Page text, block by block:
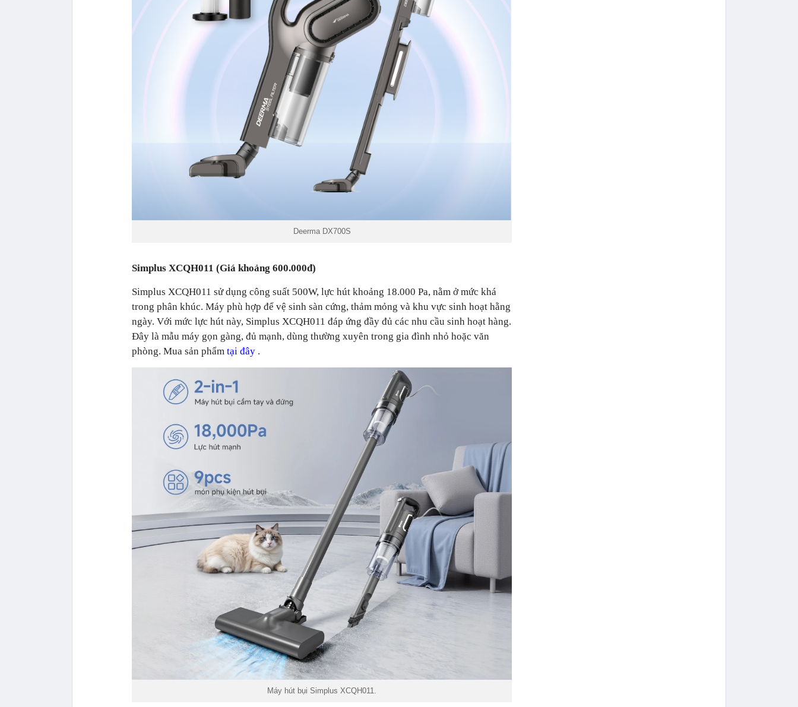
Deerma DX700S
Simplus XCQH011 (Giá khoảng 600.000đ)
Simplus XCQH011 sử dụng công suất 500W, lực hút khoảng 18.000 Pa, nằm ở mức khá
trong phân khúc. Máy phù hợp để vệ sinh sàn cứng, thảm mỏng và khu vực sinh hoạt hằng
ngày. Với mức lực hút này, Simplus XCQH011 đáp ứng đầy đủ các nhu cầu sinh hoạt hàng.
Đây là mẫu máy gọn gàng, đủ mạnh, dùng thường xuyên trong gia đình nhỏ hoặc văn
phòng. Mua sản phẩm tại đây .
Máy hút bụi Simplus XCQH011.